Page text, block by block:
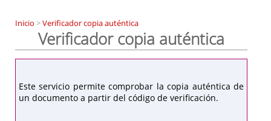
Inicio >Verificador copia auténtica
Verificador copia auténtica
Este servicio permite comprobar la copia auténtica de
un documento a partir del código de verificación.